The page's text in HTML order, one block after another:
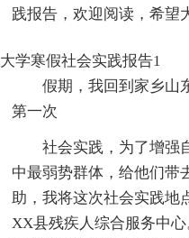
践报告，欢迎阅读，希望
大学寒假社会实践报告1
假期，我回到家乡山
第一次
社会实践，为了增强
中最弱势群体，给他们带
助，我将这次社会实践地
XX县残疾人综合服务中